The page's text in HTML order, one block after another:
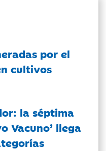
por el
cultivos
la séptima
Vacuno’ llega